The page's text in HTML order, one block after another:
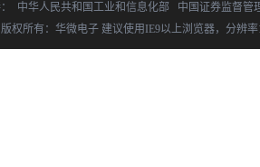
中华人民共和国工业和信息化部
中国证券监督管
版权所有：华微电子 建议使用IE9以上浏览器，分辨